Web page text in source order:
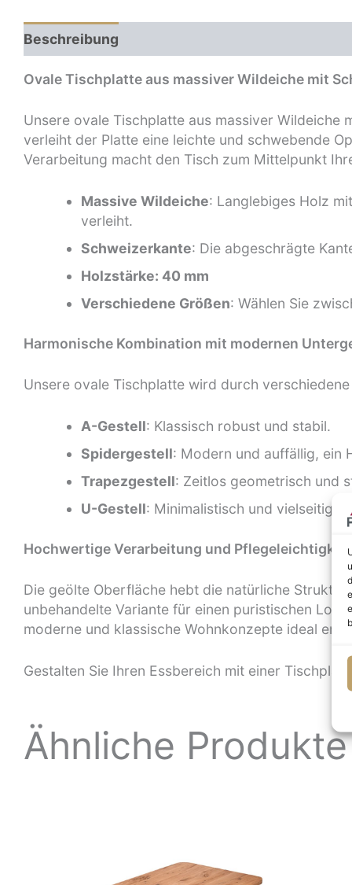
Beschreibung
Ovale Tischplatte aus massiver Wildeiche mit
Unsere ovale Tischplatte aus massiver Wildeiche
verleiht der Platte eine leichte und schwebende
Verarbeitung macht den Tisch zum Mittelpunkt
Massive Wildeiche: Langlebiges Holz
verleiht.
Schweizerkante: Die abgeschrägte
Holzstärke: 40 mm
Verschiedene Größen: Wählen Sie
Harmonische Kombination mit modernen
Unsere ovale Tischplatte wird durch
A-Gestell: Klassisch robust und stabil.
Spidergestell: Modern und auffällig, ein
Trapezgestell: Zeitlos geometrisch und
U-Gestell: Minimalistisch und vielseitig
Hochwertige Verarbeitung und Pflegeleichtigkeit
Die geölte Oberfläche hebt die natürliche
unbehandelte Variante für einen puristischen
moderne und klassische Wohnkonzepte ideal
Gestalten Sie Ihren Essbereich mit einer
Ähnliche Produkte